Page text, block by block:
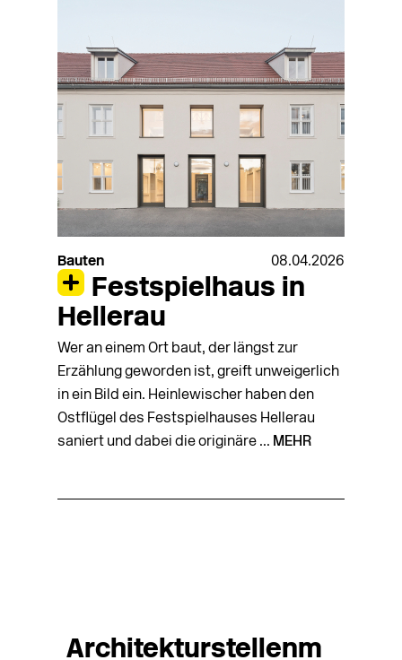
Bauten 08.04.2026
Festspielhaus in
Hellerau
Wer an einem Ort baut, der längst zur
Erzählung geworden ist, greift unweigerlich
in ein Bild ein. Heinlewischer haben den
Ostflügel des Festspielhauses Hellerau
saniert und dabei die originäre ... MEHR
Architekturstellenm